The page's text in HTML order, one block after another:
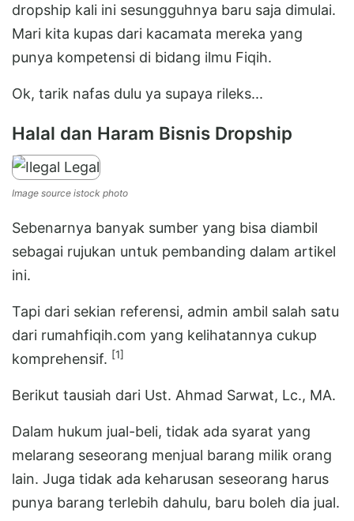
dropship kali ini sesungguhnya baru saja dimulai.
Mari kita kupas dari kacamata mereka yang
punya kompetensi di bidang ilmu Fiqih.
Ok, tarik nafas dulu ya supaya rileks...
Halal dan Haram Bisnis Dropship
Image source istock photo
Sebenarnya banyak sumber yang bisa diambil
sebagai rujukan untuk pembanding dalam artikel
ini.
Tapi dari sekian referensi, admin ambil salah satu
dari rumahfiqih.com yang kelihatannya cukup
komprehensif. [1]
Berikut tausiah dari Ust. Ahmad Sarwat, Lc., MA.
Dalam hukum jual-beli, tidak ada syarat yang
melarang seseorang menjual barang milik orang
lain. Juga tidak ada keharusan seseorang harus
punya barang terlebih dahulu, baru boleh dia jual.